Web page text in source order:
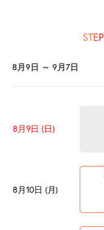
STEP
8月9日 ～ 9月7日
8月9日 (日)
8月10日 (月)